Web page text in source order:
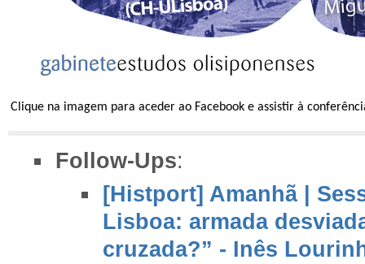
Clique na imagem para aceder ao Facebook e assistir à
Follow-Ups:
[Histport] Amanhã |
Lisboa: armada
cruzada?” - Inês